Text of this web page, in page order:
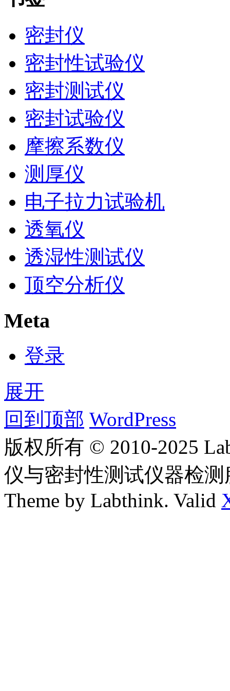
密封仪
密封性试验仪
密封测试仪
密封试验仪
摩擦系数仪
测厚仪
电子拉力试验机
透氧仪
透湿性测试仪
顶空分析仪
Meta
登录
展开
回到顶部 WordPress
版权所有 © 2010-2025
仪与密封性测试仪器检
Theme by Labthink. Valid